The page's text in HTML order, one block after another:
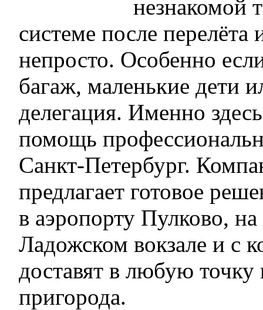
незнакомой
системе после перелёта
непросто. Особенно
багаж, маленькие дети
делегация. Именно
помощь
Санкт-Петербург.
предлагает готовое
в аэропорту Пулково,
Ладожском вокзале и с
доставят в любую точку
пригорода.